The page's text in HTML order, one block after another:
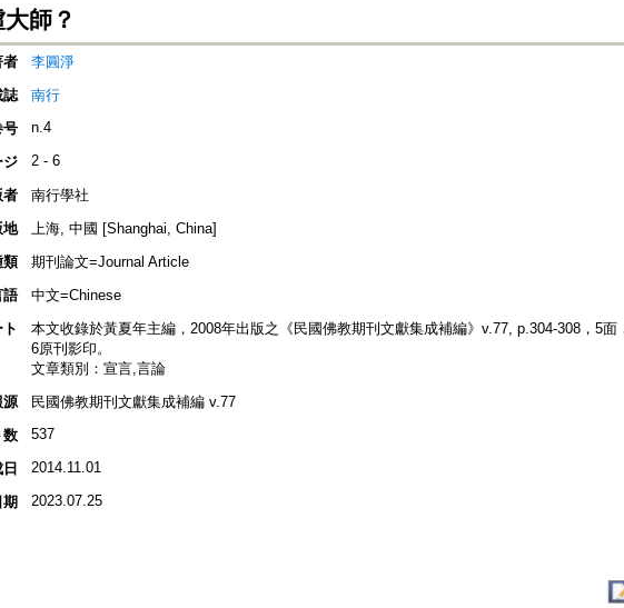
師？
者
李圓淨
誌
南行
号
n.4
ジ 2 - 6
者
南行學社
地
上海, 中國 [Shanghai, China]
類
期刊論文=Journal Article
語
中文=Chinese
本文收錄於黃夏年主編，2008年出版之《民國佛教期刊文獻集成補編》v.77, p.304-308，5面
6原刊影印。
文章類別：宣言,言論
源
民國佛教期刊文獻集成補編 v.77
数
537
2014.11.01
2023.07.25